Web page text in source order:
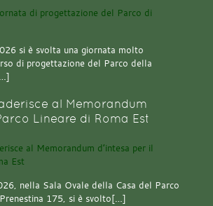
si è svolta una giornata molto
di progettazione del Parco della
al Memorandum
Lineare di Roma Est
nella Sala Ovale della Casa del Parco
175, si è svolto[…]